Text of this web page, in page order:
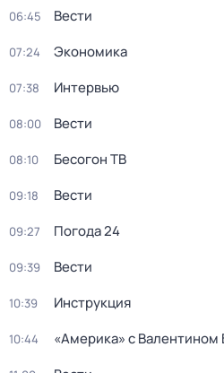
06:45 Вести
07:24 Экономика
07:38 Интервью
08:00 Вести
08:10 Бесогон ТВ
09:18 Вести
09:27 Погода 24
09:39 Вести
10:39 Инструкция
10:44 «Америка» с Валентином